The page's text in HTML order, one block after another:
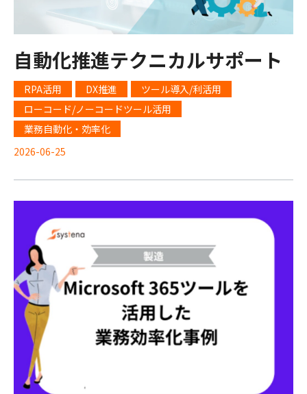
自動化推進テクニカルサポート
RPA活用 DX推進
ツール導入/利活用
ローコード/ノーコードツール活用
業務自動化・効率化
2026-06-25